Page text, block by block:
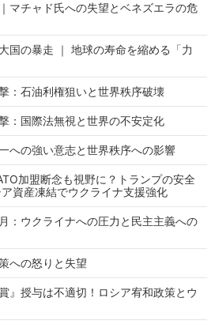
マチャド氏への失望とベネズエラの危
国の暴走 ｜ 地球の寿命を縮める「力
：石油利権狙いと世界秩序破壊
：国際法無視と世界の不安定化
への強い意志と世界秩序への影響
加盟断念も視野に？トランプの安全
資産凍結でウクライナ支援強化
：ウクライナへの圧力と民主主義への
への怒りと失望
』授与は不適切！ロシア宥和政策とウ